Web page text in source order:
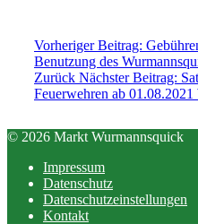
Vorheriger Beitrag:
Benutzung des
Zurück Nächster Beitrag:
Feuerwehren ab 01.08.2021
© 2026 Markt Wurmannsquick
Impressum
Datenschutz
Datenschutzeinstellungen
Kontakt